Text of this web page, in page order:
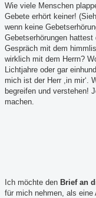
Wie viele Menschen
Gebete erhört keiner!
wenn keine
Gebetserhörungen
Gespräch mit dem
wirklich mit dem Herrn?
Lichtjahre oder gar
mich ist der Herr ,in mir‘.
begreifen und verstehen!
machen.
Ich möchte den Brief an
für mich nehmen, als